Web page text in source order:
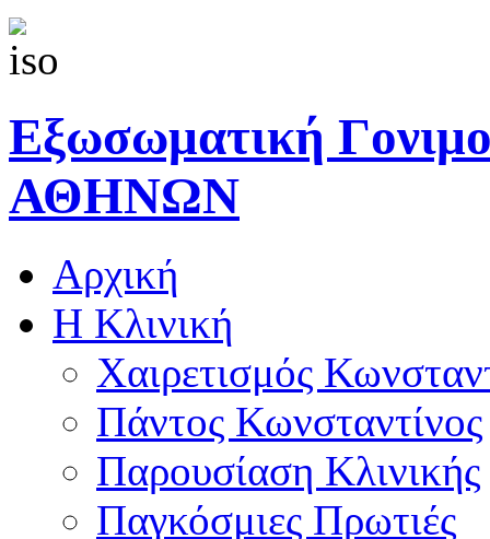
Εξωσωματική
ΑΘΗΝΩΝ
Αρχική
Η Κλινική
Χαιρετισμός
Πάντος Κωνσταντίνος
Παρουσίαση Κλινικής
Παγκόσμιες Πρωτιές